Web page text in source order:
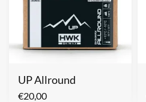
UP Allround
€20,00